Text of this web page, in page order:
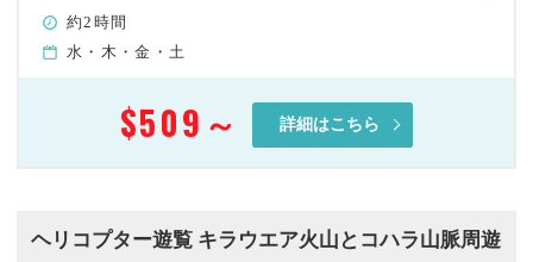
約2時間
水・木・金・土
$509 ～ 詳細はこちら
ヘリコプター遊覧 キラウエア火山とコハラ山脈周遊